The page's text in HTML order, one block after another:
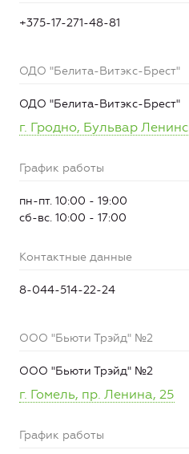
+375-17-271-48-81
ОДО "Белита-Витэкс-Брест"
ОДО "Белита-Витэкс-Брест"
г. Гродно, Бульвар
График работы
пн-пт. 10:00 - 19:00
сб-вс. 10:00 - 17:00
Контактные данные
8-044-514-22-24
ООО "Бьюти Трэйд" №2
ООО "Бьюти Трэйд" №2
г. Гомель, пр. Ленина, 25
График работы